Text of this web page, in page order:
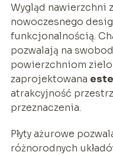
Wygląd nawierzchni
nowoczesnego
funkcjonalnością.
pozwalają na
powierzchniom
zaprojektowana
atrakcyjność
przeznaczenia.
Płyty ażurowe
różnorodnych